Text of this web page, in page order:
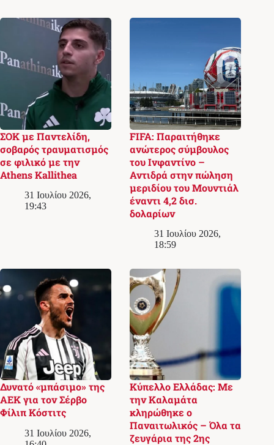
ΣΟΚ με Παντελίδη,
σοβαρός τραυματισμός
σε φιλικό με την
Athens Kallithea
31 Ιουλίου 2026,
19:43
FIFA: Παραιτήθηκε
ανώτερος σύμβουλος
του Ινφαντίνο –
Αντιδρά στην πώληση
μεριδίου του Μουντιάλ
έναντι 4,2 δισ.
δολαρίων
31 Ιουλίου 2026,
18:59
Δυνατό «μπάσιμο» της
ΑΕΚ για τον Σέρβο
Φίλιπ Κόστιτς
31 Ιουλίου 2026,
Κύπελλο Ελλάδας: Με
την Καλαμάτα
κληρώθηκε ο
Παναιτωλικός – Όλα τα
ζευγάρια της 2ης